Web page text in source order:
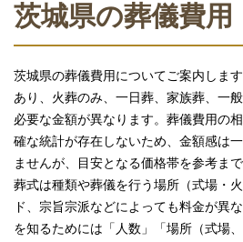
茨城県の葬儀費用
茨城県の葬儀費用についてご案内しま
あり、火葬のみ、一日葬、家族葬、一
必要な金額が異なります。葬儀費用の
確な統計が存在しないため、金額感は
ませんが、目安となる価格帯を参考ま
葬式は種類や葬儀を行う場所（式場・
ド、宗旨宗派などによっても料金が異
を知るためには「人数」「場所（式場